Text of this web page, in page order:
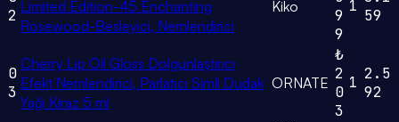
2 Limited Edition-45 Enchanting
Rosewood-Besleyici, Nemlendirici
Kiko
9
9
1
59
0
3
Cherry Lip Oil Gloss Dolgunlaştırıcı
Efekt Nemlendirici, Parlatıcı Simli Dudak
Yağı Kiraz 5 ml
ORNATE
₺
2
0
3
1 2.5
92